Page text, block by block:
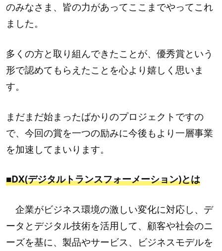
のみなさま、皆の力があってここまでやってこれ
ました。
多くの方と取り組んできたことが、優秀賞という
形で認めてもらえたことを心より嬉しく思いま
す。
まだまだ始まったばかりのプロジェクトですの
で、今回の賞を一つの励みに今後もより一層事業
を加速してまいります。
■DX(デジタルトランスフォーメーション)とは
企業がビジネス環境の激しい変化に対応し、デ
ータとデジタル技術を活用して、顧客や社会のニ
ーズを基に、製品やサービス、ビジネスモデルを